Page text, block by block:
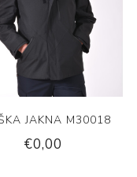
JAKNA M30018
€0,00